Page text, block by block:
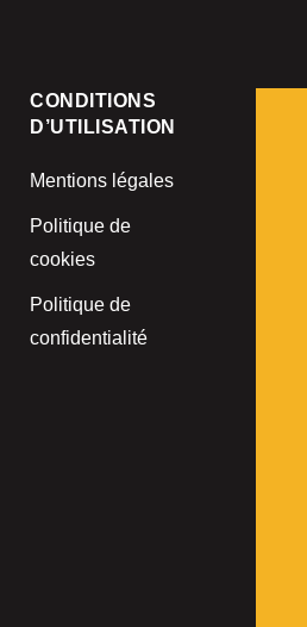
CONDITIONS
D’UTILISATION
Mentions légales
Politique de
cookies
Politique de
confidentialité